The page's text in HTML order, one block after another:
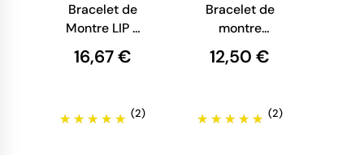
Bracelet de
Montre LIP -
Caoutchouc
noir - 20
16,67 €
(2)
Bracelet de
montre
métal
extensible
12,50 €
(2)